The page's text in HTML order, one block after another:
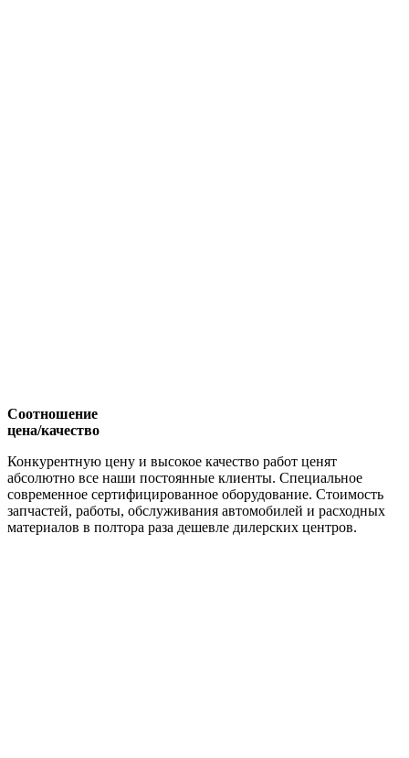
Соотношение
цена/качество
Конкурентную цену и высокое качество работ ценят
абсолютно все наши постоянные клиенты. Специальное
современное сертифицированное оборудование. Стоимость
запчастей, работы, обслуживания автомобилей и расходных
материалов в полтора раза дешевле дилерских центров.